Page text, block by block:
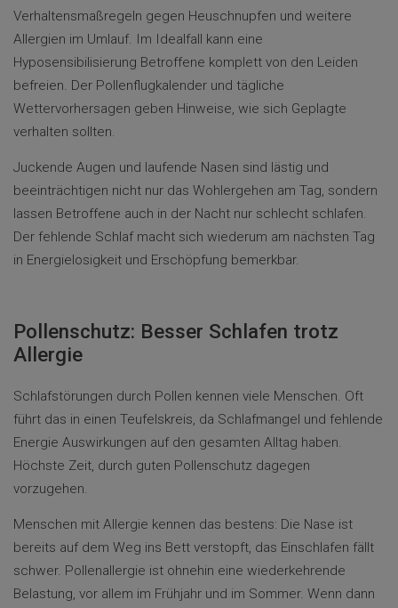
Verhaltensmaßregeln gegen Heuschnupfen und weitere
Allergien im Umlauf. Im Idealfall kann eine
Hyposensibilisierung Betroffene komplett von den Leiden
befreien. Der Pollenflugkalender und tägliche
Wettervorhersagen geben Hinweise, wie sich Geplagte
verhalten sollten.
Juckende Augen und laufende Nasen sind lästig und
beeinträchtigen nicht nur das Wohlergehen am Tag, sondern
lassen Betroffene auch in der Nacht nur schlecht schlafen.
Der fehlende Schlaf macht sich wiederum am nächsten Tag
in Energielosigkeit und Erschöpfung bemerkbar.
Pollenschutz: Besser Schlafen trotz
Allergie
Schlafstörungen durch Pollen kennen viele Menschen. Oft
führt das in einen Teufelskreis, da Schlafmangel und fehlende
Energie Auswirkungen auf den gesamten Alltag haben.
Höchste Zeit, durch guten Pollenschutz dagegen
vorzugehen.
Menschen mit Allergie kennen das bestens: Die Nase ist
bereits auf dem Weg ins Bett verstopft, das Einschlafen fällt
schwer. Pollenallergie ist ohnehin eine wiederkehrende
Belastung, vor allem im Frühjahr und im Sommer. Wenn dann